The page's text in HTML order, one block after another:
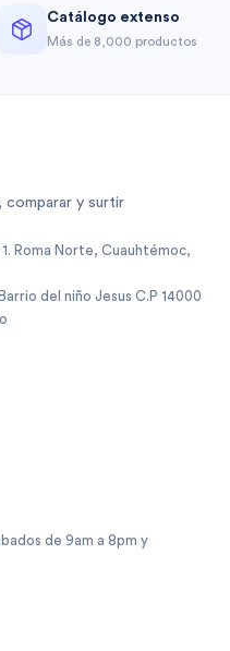
Catálogo extenso
Más de 8,000 productos
comparar y surtir
Roma Norte, Cuauhtémoc,
del niño Jesus C.P 14000
de 9am a 8pm y